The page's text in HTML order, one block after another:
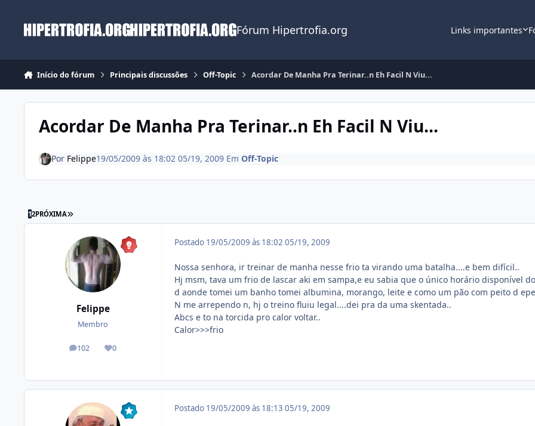
Fórum Hipertrofia.org Links importantes
Início do fórum Principais discussões Off-Topic Acordar De Manha Pra Terinar..n Eh Facil N Viu...
Acordar De Manha Pra Terinar..n Eh Facil N Viu...
Por Felippe19/05/2009 às 18:02 05/19, 2009 Em Off-Topic
12PRÓXIMA ÚLTIMA PÁGINA
Felippe
Membro
102
posts 0
Reputação
Postado 19/05/2009 às 18:02 05/19, 2009
Nossa senhora, ir treinar de manha nesse frio ta virando uma batalha....e bem difícil..
Hj msm, tava um frio de lascar aki em sampa,e eu sabia que o único horário disponível
d aonde tomei um banho tomei albumina, morango, leite e como um pão com peito d
N me arrependo n, hj o treino fluiu legal....dei pra da uma skentada..
Abcs e to na torcida pro calor voltar..
Calor>>>frio
Postado 19/05/2009 às 18:13 05/19, 2009